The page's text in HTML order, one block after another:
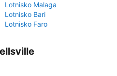
Lotnisko Malaga
Lotnisko Bari
Lotnisko Faro